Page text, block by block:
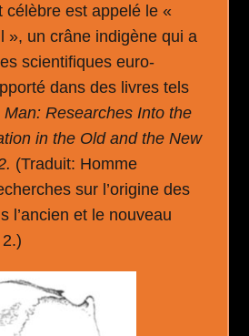
célèbre est appelé le «
», un crâne indigène qui a
scientifiques euro-
dans des livres tels
Man: Researches Into the
in the Old and the New
(Traduit: Homme
sur l’origine des
l’ancien et le nouveau